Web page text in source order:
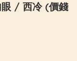
/ 西冷 (價錢